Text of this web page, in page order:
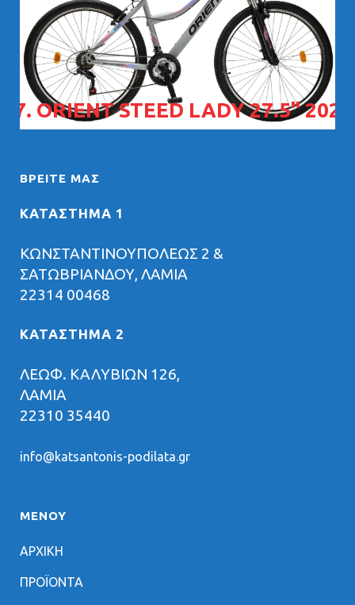
07. ORIENT STEED LADY 27.5" 2026
ΒΡΕΊΤΕ ΜΑΣ
ΚΑΤΑΣΤΗΜΑ 1
ΚΩΝΣΤΑΝΤΙΝΟΥΠΟΛΕΩΣ 2 &
ΣΑΤΩΒΡΙΑΝΔΟΥ, ΛΑΜΙΑ
22314 00468
ΚΑΤΑΣΤΗΜΑ 2
ΛΕΩΦ. ΚΑΛΥΒΙΩΝ 126,
ΛΑΜΙΑ
22310 35440
info@katsantonis-podilata.gr
ΜΕΝΟΥ
ΑΡΧΙΚΗ
ΠΡΟΪΟΝΤΑ